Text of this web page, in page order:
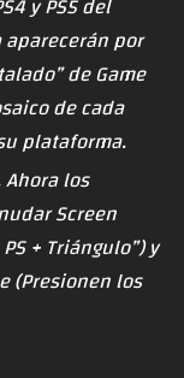
por
de Game
de cada
plataforma.
Ahora los
Screen
+ Triángulo”) y
(Presionen los